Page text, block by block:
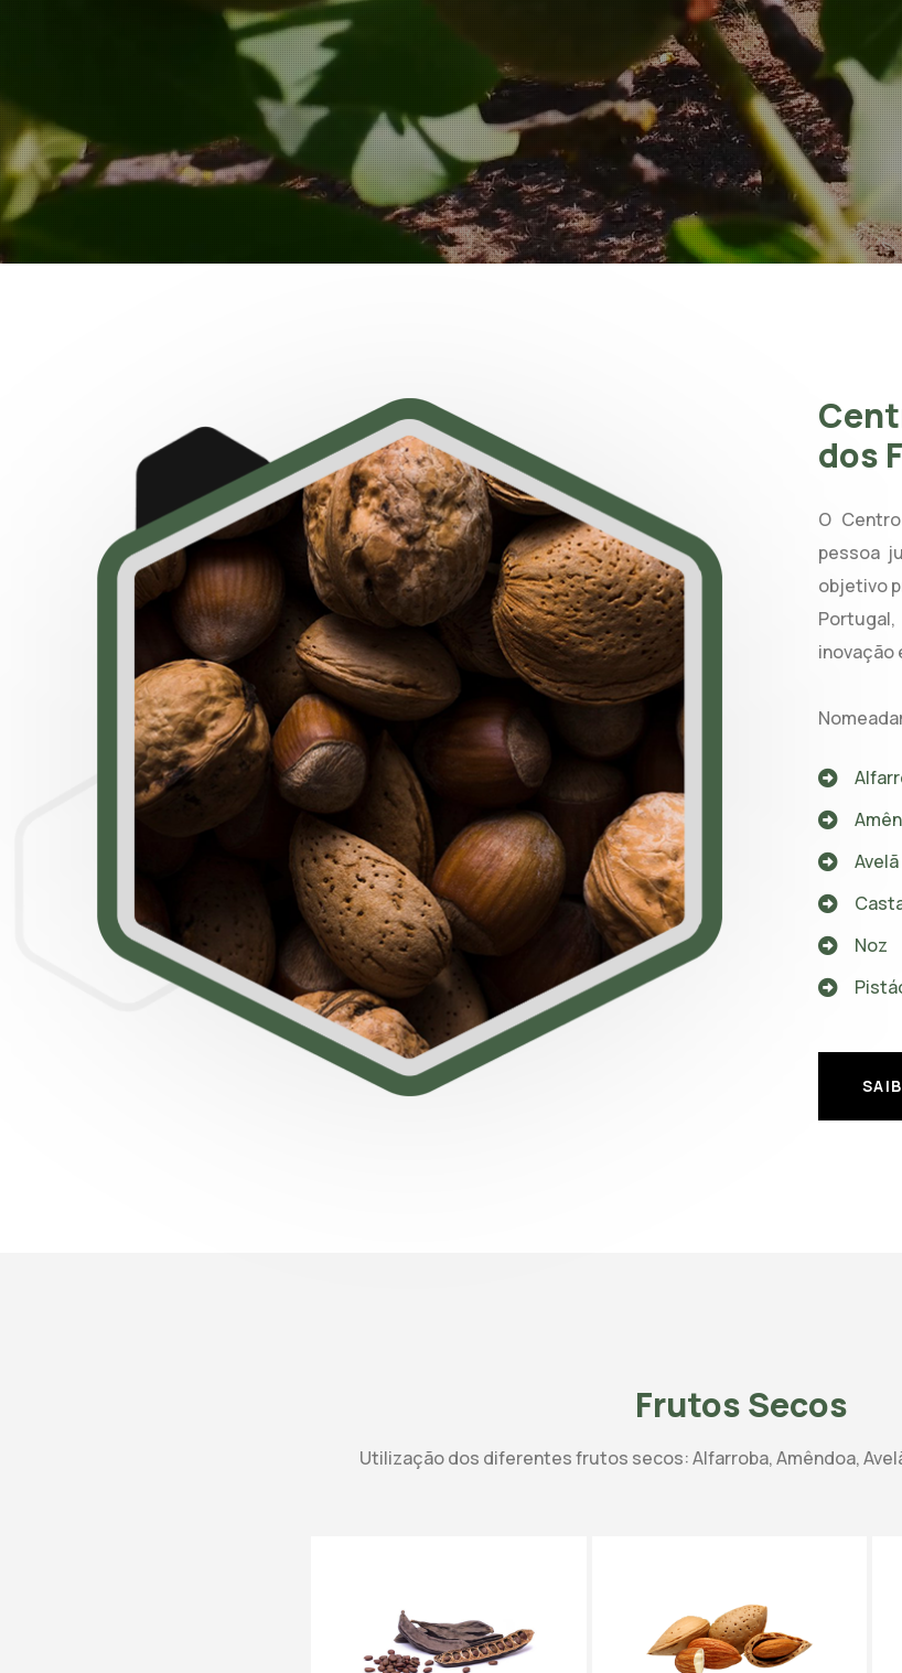
dos
O
pessoa
objetivo
inovação
Avelã
Noz
Frutos Secos
Utilização dos diferentes frutos secos: Alfarroba, Amêndoa,